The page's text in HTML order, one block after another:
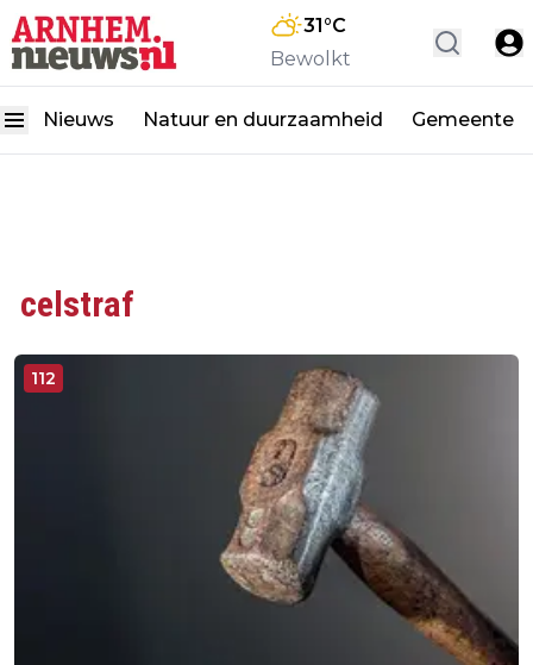
31°C
Bewolkt
Nieuws Natuur en duurzaamheid Gemeente
celstraf
112